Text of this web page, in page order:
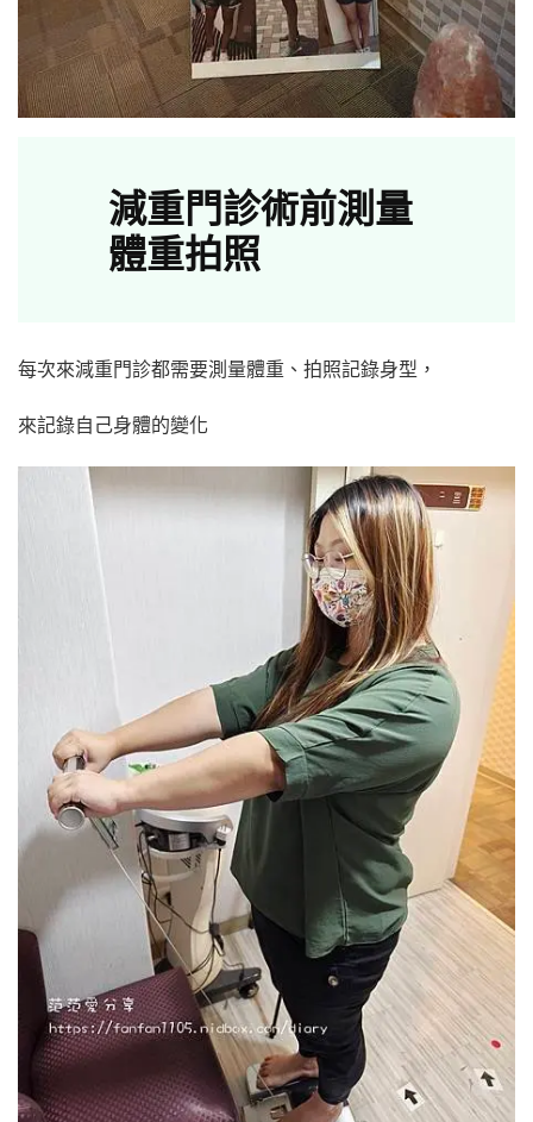
減重門診術前測量
體重拍照
每次來減重門診都需要測量體重、拍照記錄身型，
來記錄自己身體的變化